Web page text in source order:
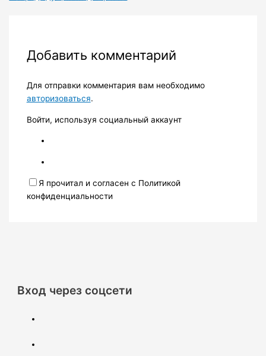
Добавить комментарий
Для отправки комментария вам необходимо
авторизоваться.
Войти, используя социальный аккаунт
Я прочитал и согласен с Политикой
конфиденциальности
Вход через соцсети